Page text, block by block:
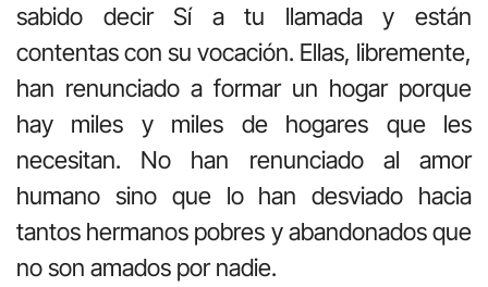
sabido decir Sí a tu llamada y están
contentas con su vocación. Ellas, libremente,
han renunciado a formar un hogar porque
hay miles y miles de hogares que les
necesitan. No han renunciado al amor
humano sino que lo han desviado hacia
tantos hermanos pobres y abandonados que
no son amados por nadie.